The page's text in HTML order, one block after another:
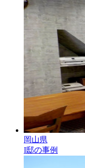
岡山県
I邸の事例